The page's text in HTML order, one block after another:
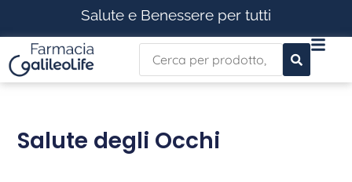
Salute e Benessere per tutti
Salute degli Occhi